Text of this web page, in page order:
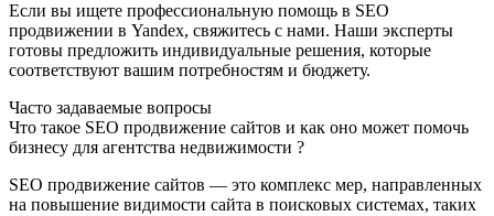
Если вы ищете профессиональную помощь в SEO
продвижении в Yandex, свяжитесь с нами. Наши эксперты
готовы предложить индивидуальные решения, которые
соответствуют вашим потребностям и бюджету.
Часто задаваемые вопросы
Что такое SEO продвижение сайтов и как оно может помочь
бизнесу для агентства недвижимости ?
SEO продвижение сайтов — это комплекс мер, направленных
на повышение видимости сайта в поисковых системах, таких